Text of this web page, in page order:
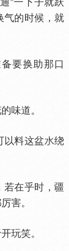
气的时候，就
要换助那口
味道。
料这盆
绕
在乎时，疆
害。
玩笑。